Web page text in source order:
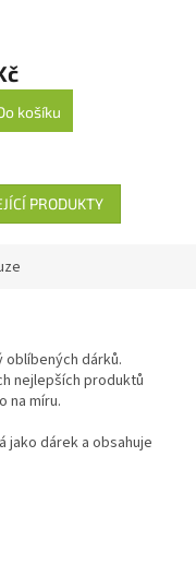
košíku
PRODUKTY
dárků.
nejlepších produktů
na míru.
jako dárek a obsahuje